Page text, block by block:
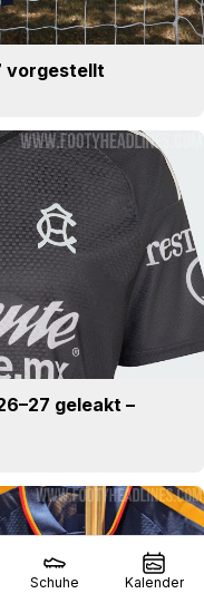
Schuhe Kalender
vorgestellt
geleakt –